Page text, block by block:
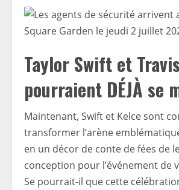
Taylor Swift et
pourraient DÉJÀ se
Maintenant, Swift et Kelce sont
transformer l’arène
en un décor de conte de fées de
conception pour l’événement de
Se pourrait-il que cette